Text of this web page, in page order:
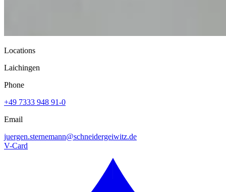
Locations
Laichingen
Phone
+49 7333 948 91-0
Email
juergen.sternemann@schneidergeiwitz.de
V-Card